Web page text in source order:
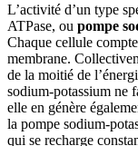
L’activité d’un type
ATPase, ou pompe
Chaque cellule
membrane.
de la moitié de
sodium-potassium ne
elle en génère
la pompe sodium-
qui se recharge